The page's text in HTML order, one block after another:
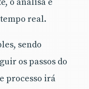
real.
sendo
os passos do
processo irá